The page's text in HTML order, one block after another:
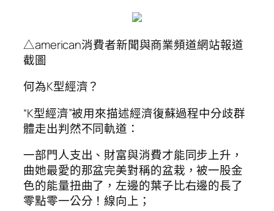
△american消費者新聞與商業頻道網站報道
截圖
何為K型經濟？
“K型經濟”被用來描述經濟復蘇過程中分歧群
體走出判然不同軌道：
一部門人支出、財富與消費才能同步上升，
曲她最愛的那盆完美對稱的盆栽，被一股金
色的能量扭曲了，左邊的葉子比右邊的長了
零點零一公分！線向上；